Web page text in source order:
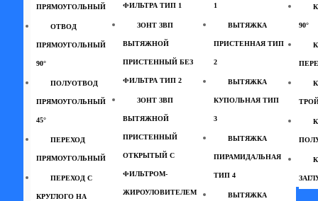
ПРЯМОУГОЛЬНЫЙ
ОТВОД
ПРЯМОУГОЛЬНЫЙ
90°
ПОЛУОТВОД
ПРЯМОУГОЛЬНЫЙ
45°
ПЕРЕХОД
ПРЯМОУГОЛЬНЫЙ
ПЕРЕХОД С
КРУГЛОГО НА
ФИЛЬТРА ТИП 1
ЗОНТ ЗВП
ВЫТЯЖНОЙ
ПРИСТЕННЫЙ БЕЗ
ФИЛЬТРА ТИП 2
ЗОНТ ЗВП
ВЫТЯЖНОЙ
ПРИСТЕННЫЙ
ОТКРЫТЫЙ С
ФИЛЬТРОМ-
ЖИРОУЛОВИТЕЛЕМ
1
ВЫТЯЖКА
ПРИСТЕННАЯ ТИП
2
ВЫТЯЖКА
КУПОЛЬНАЯ ТИП
3
ВЫТЯЖКА
ПИРАМИДАЛЬНАЯ
ТИП 4
ВЫТЯЖКА
90°